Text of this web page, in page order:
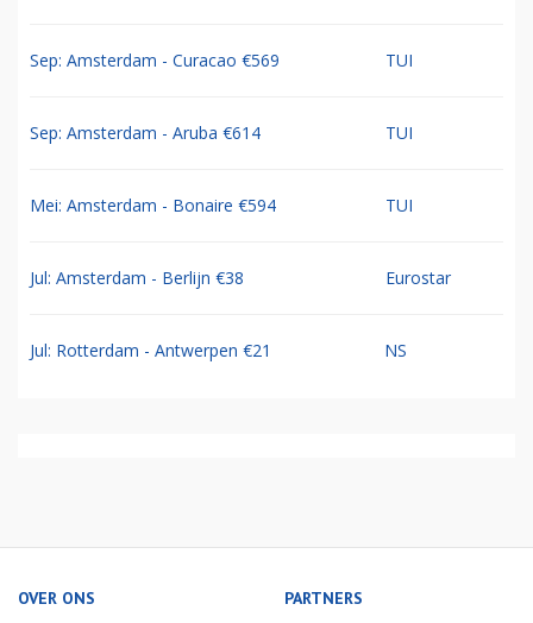
Sep: Amsterdam - Curacao €569 TUI
Sep: Amsterdam - Aruba €614 TUI
Mei: Amsterdam - Bonaire €594 TUI
Jul: Amsterdam - Berlijn €38 Eurostar
Jul: Rotterdam - Antwerpen €21 NS
OVER ONS PARTNERS